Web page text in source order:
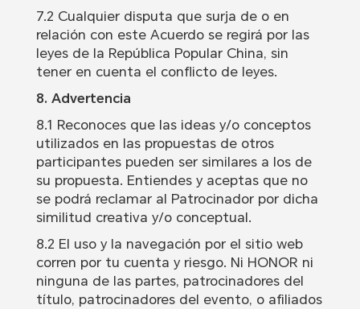
7.2 Cualquier disputa que surja de o en
relación con este Acuerdo se regirá por las
leyes de la República Popular China, sin
tener en cuenta el conflicto de leyes.
8. Advertencia
8.1 Reconoces que las ideas y/o conceptos
utilizados en las propuestas de otros
participantes pueden ser similares a los de
su propuesta. Entiendes y aceptas que no
se podrá reclamar al Patrocinador por dicha
similitud creativa y/o conceptual.
8.2 El uso y la navegación por el sitio web
corren por tu cuenta y riesgo. Ni HONOR ni
ninguna de las partes, patrocinadores del
título, patrocinadores del evento, o afiliados